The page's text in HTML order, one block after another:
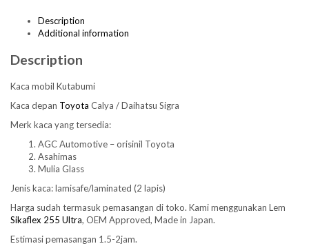
Description
Additional information
Description
Kaca mobil Kutabumi
Kaca depan Toyota Calya / Daihatsu Sigra
Merk kaca yang tersedia:
AGC Automotive – orisinil Toyota
Asahimas
Mulia Glass
Jenis kaca: lamisafe/laminated (2 lapis)
Harga sudah termasuk pemasangan di toko. Kami menggunakan Lem
Sikaflex 255 Ultra, OEM Approved, Made in Japan.
Estimasi pemasangan 1.5-2jam.